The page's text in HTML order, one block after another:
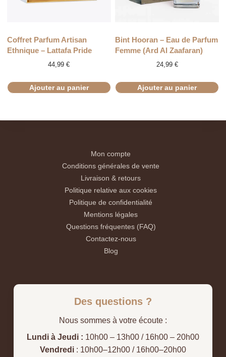
Coffret Parfum Artisan
Ethnique – Lattafa Pride
44,99€
Ajouter au panier
Bint Hooran – Eau de Parfum
Femme (Ard Al Zaafaran)
24,99 €
Ajouter au panier
Mon compte
Conditions générales de vente
Livraison & retours
Politique relative aux cookies
Politique de confidentialité
Mentions légales
Questions fréquentes (FAQ)
Contactez-nous
Blog
Des questions ?
Nous sommes à votre écoute :
Lundi à Jeudi : 10h00 – 13h00 / 16h00 – 20h00
Vendredi : 10h00–12h00 / 16h00–20h00